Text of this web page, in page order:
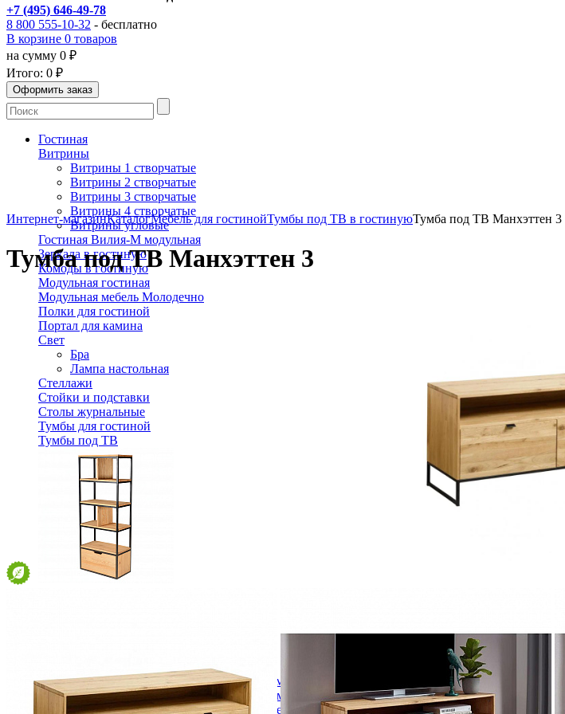
+7 (495) 646-49-78
8 800 555-10-32 - бесплатно
В корзине 0 товаров
на сумму 0 ₽
Итого: 0 ₽
Гостиная
Витрины
Витрины 1 створчатые
Витрины 2 створчатые
Витрины 3 створчатые
Витрины 4 створчатые
Витрины угловые
Гостиная Вилия-М модульная
Зеркала в гостиную
Комоды в гостиную
Модульная гостиная
Модульная мебель Молодечно
Полки для гостиной
Портал для камина
Свет
Бра
Лампа настольная
Стеллажи
Стойки и подставки
Столы журнальные
Тумбы для гостиной
Тумбы под ТВ
Деревянные кровати с подъемным механизмом
Кровати односпальные с подъемным механизмом
Кровати двуспальные с подъемным механизмом
Интернет-магазинКаталогМебель для гостинойТумбы под ТВ в гостинуюТумба под ТВ Манхэттен 3
Тумба под ТВ Манхэттен 3